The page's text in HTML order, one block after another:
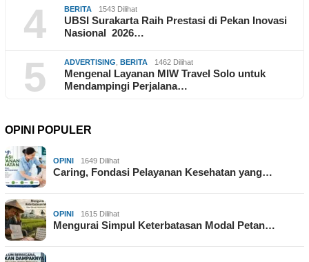
4 BERITA 1543 Dilihat
UBSI Surakarta Raih Prestasi di Pekan Inovasi
Nasional 2026…
5 ADVERTISING BERITA 1462 Dilihat
Mengenal Layanan MIW Travel Solo untuk
Mendampingi Perjalana…
OPINI POPULER
OPINI 1649 Dilihat
Caring, Fondasi Pelayanan Kesehatan yang…
OPINI 1615 Dilihat
Mengurai Simpul Keterbatasan Modal Petan…